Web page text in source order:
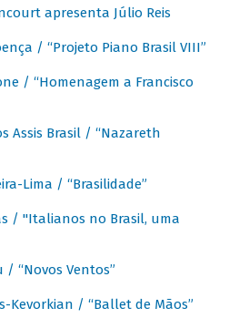
apresenta Júlio Reis
/ “Projeto Piano Brasil VIII”
/ “Homenagem a Francisco
Assis Brasil / “Nazareth
Lima / “Brasilidade”
/ "Italianos no Brasil, uma
/ “Novos Ventos”
Kevorkian / “Ballet de Mãos”